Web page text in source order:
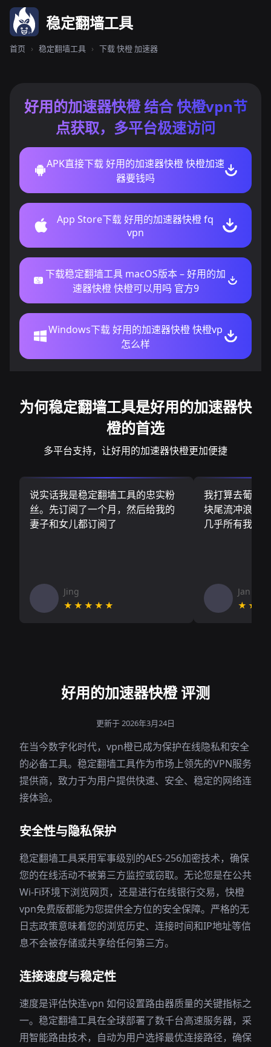
稳定翻墙工具
首页 › 稳定翻墙工具 › 下载 快橙 加速器
好用的加速器快橙 结合 快橙vpn节
点获取，多平台极速访问
APK直接下载 好用的加速器快橙 快橙加速
器要钱吗
App Store下载 好用的加速器快橙 fq
vpn
下载稳定翻墙工具 macOS版本 – 好用的加
速器快橙 快橙可以用吗 官方9
Windows下载 好用的加速器快橙 快橙vp
怎么样
为何稳定翻墙工具是好用的加速器快
橙的首选
多平台支持，让好用的加速器快橙更加便捷
说实话我是稳定翻墙工具的忠实粉
丝。先订阅了一个月，然后给我的
妻子和女儿都订阅了
Jing
★★★★★
我打算去葡萄
块尾流冲浪板
几乎所有我需
Jan V
好用的加速器快橙 评测
更新于 2026年3月24日
在当今数字化时代，vpn橙已成为保护在线隐私和安全
的必备工具。稳定翻墙工具作为市场上领先的VPN服务
提供商，致力于为用户提供快速、安全、稳定的网络连
接体验。
安全性与隐私保护
稳定翻墙工具采用军事级别的AES-256加密技术，确保
您的在线活动不被第三方监控或窃取。无论您是在公共
Wi-Fi环境下浏览网页，还是进行在线银行交易，快橙
vpn免费版都能为您提供全方位的安全保障。严格的无
日志政策意味着您的浏览历史、连接时间和IP地址等信
息不会被存储或共享给任何第三方。
连接速度与稳定性
速度是评估快连vpn 如何设置路由器质量的关键指标之
一。稳定翻墙工具在全球部署了数千台高速服务器，采
用智能路由技术，自动为用户选择最优连接路径，确保